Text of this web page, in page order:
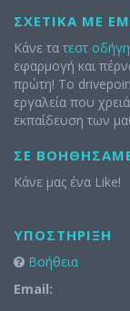
ΣΧΕΤΙΚΆ ΜΕ
Κάνε τα τεστ
εφαρμογή και
πρώτη! Το
εργαλεία που
εκπαίδευση των
ΣΕ
Κάνε μας ένα Like!
ΥΠΟΣΤΉΡΙΞΗ
Βοήθεια
Email: